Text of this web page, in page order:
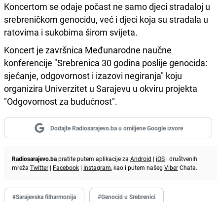
Koncertom se odaje počast ne samo djeci stradaloj u
srebreničkom genocidu, već i djeci koja su stradala u
ratovima i sukobima širom svijeta.
Koncert je završnica Međunarodne naučne
konferencije "Srebrenica 30 godina poslije genocida:
sjećanje, odgovornost i izazovi negiranja" koju
organizira Univerzitet u Sarajevu u okviru projekta
"Odgovornost za budućnost".
Dodajte Radiosarajevo.ba u omiljene Google izvore
Radiosarajevo.bapratite putem aplikacije za Android | iOS i društvenih
mreža Twitter | Facebook | Instagram, kao i putem našeg ViberChata.
#Sarajevska filharmonija #Genocid u Srebrenici